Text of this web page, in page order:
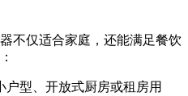
不仅适合家庭，还能满足餐饮
户型、开放式厨房或租房用